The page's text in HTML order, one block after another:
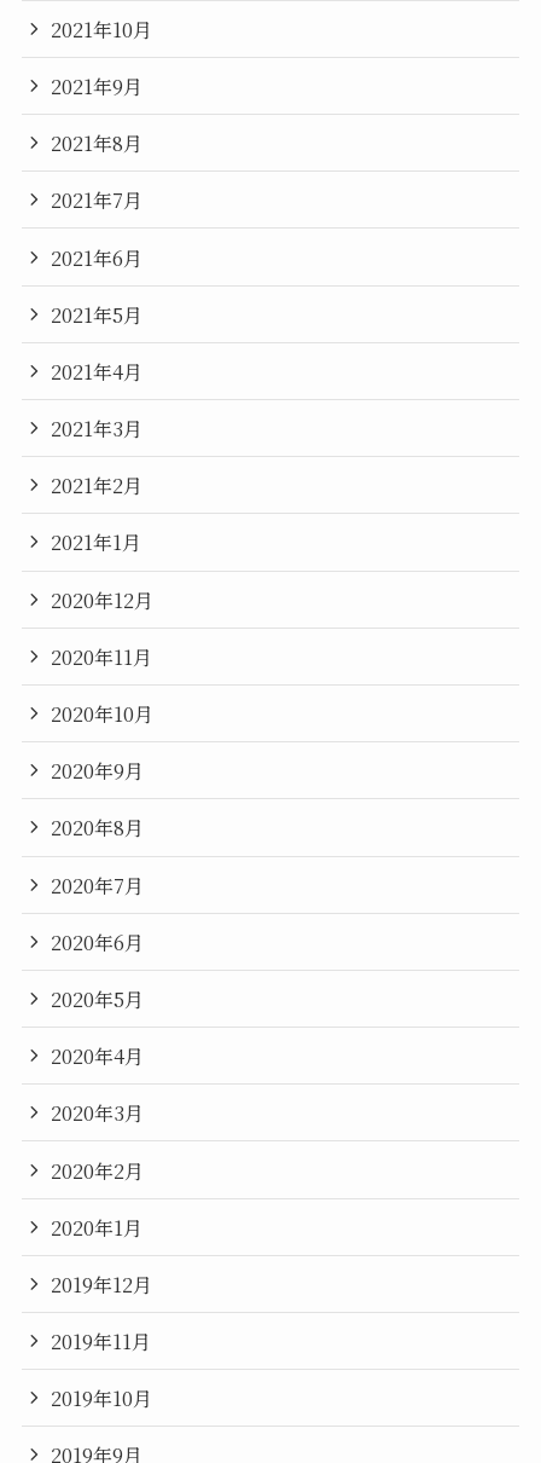
2021年10月
2021年9月
2021年8月
2021年7月
2021年6月
2021年5月
2021年4月
2021年3月
2021年2月
2021年1月
2020年12月
2020年11月
2020年10月
2020年9月
2020年8月
2020年7月
2020年6月
2020年5月
2020年4月
2020年3月
2020年2月
2020年1月
2019年12月
2019年11月
2019年10月
2019年9月